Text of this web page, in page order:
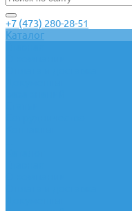
+7 (473) 280-28-51
Каталог